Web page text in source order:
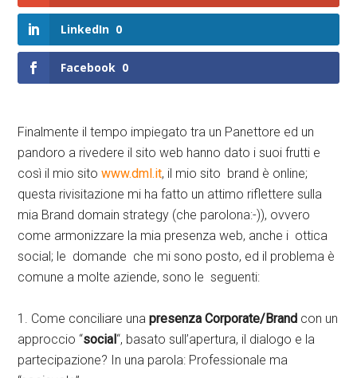
LinkedIn 0
Facebook 0
Finalmente il tempo impiegato tra un Panettore ed un
pandoro a rivedere il sito web hanno dato i suoi frutti e
così il mio sitowww.dml.it, il mio sito brand è online;
questa rivisitazione mi ha fatto un attimo riflettere sulla
mia Brand domain strategy (che parolona:-)), ovvero
come armonizzare la mia presenza web, anche i ottica
social; le domande che mi sono posto, ed il problema è
comune a molte aziende, sono le seguenti:
1. Come conciliare unapresenza Corporate/Brand con un
approccio “social “, basato sull’apertura, il dialogo e la
partecipazione? In una parola: Professionale ma